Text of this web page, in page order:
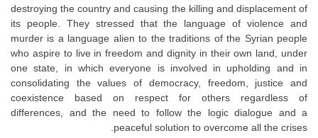
destroying the country and causing the killing and displacement of
its people. They stressed that the language of violence and
murder is a language alien to the traditions of the Syrian people
who aspire to live in freedom and dignity in their own land, under
one state, in which everyone is involved in upholding and in
consolidating the values of democracy, freedom, justice and
coexistence based on respect for others regardless of
differences, and the need to follow the logic dialogue and a
peaceful solution to overcome all the crises.